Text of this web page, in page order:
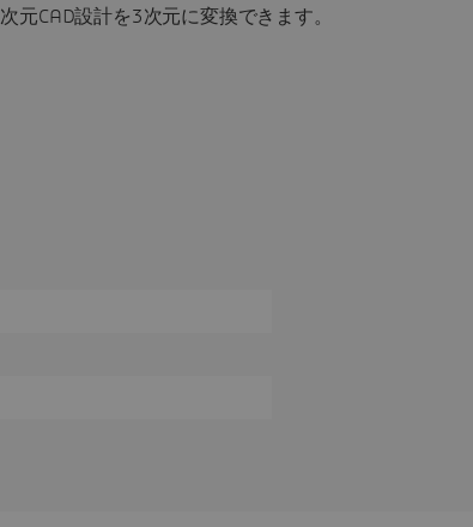
次元CAD設計を3次元に変換できます。